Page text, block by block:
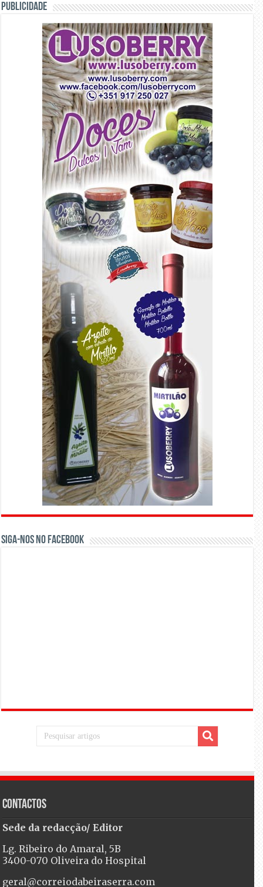
PUBLICIDADE
Siga-nos no Facebook
Contactos
Sede da redacção/ Editor
Lg. Ribeiro do Amaral, 5B
3400-070 Oliveira do Hospital
geral@correiodabeiraserra.com